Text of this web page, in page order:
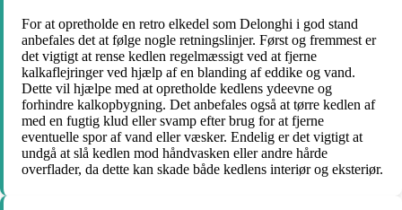
For at opretholde en retro elkedel som Delonghi i god stand
anbefales det at følge nogle retningslinjer. Først og fremmest er
det vigtigt at rense kedlen regelmæssigt ved at fjerne
kalkaflejringer ved hjælp af en blanding af eddike og vand.
Dette vil hjælpe med at opretholde kedlens ydeevne og
forhindre kalkopbygning. Det anbefales også at tørre kedlen af
med en fugtig klud eller svamp efter brug for at fjerne
eventuelle spor af vand eller væsker. Endelig er det vigtigt at
undgå at slå kedlen mod håndvasken eller andre hårde
overflader, da dette kan skade både kedlens interiør og eksteriør.